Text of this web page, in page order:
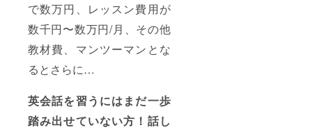
で数万円、レッスン費用が
数千円〜数万円/月、その他
教材費、マンツーマンとな
るとさらに…
英会話を習うにはまだ一歩
踏み出せていない方！話し